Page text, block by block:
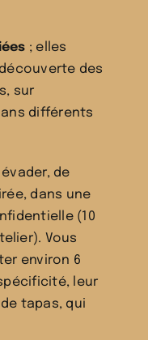
; elles
des
sur
différents
de
dans une
(10
Vous
environ 6
leur
tapas, qui